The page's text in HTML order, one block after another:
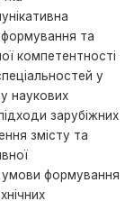
формування та
компетентності
у
наукових
зарубіжних
змісту та
умови формування